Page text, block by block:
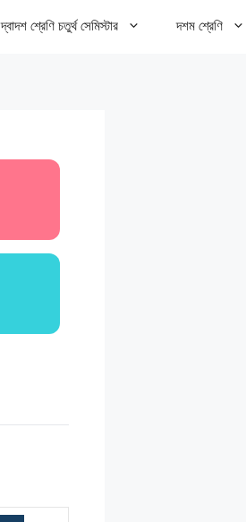
দ্বাদশ শ্রেণি চতুর্থ সেমিস্টার দশম শ্রেণি